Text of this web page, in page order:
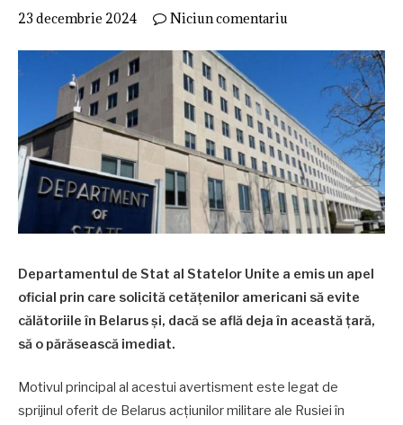
23 decembrie 2024 Niciun comentariu
Departamentul de Stat al Statelor Unite a emis un apel
oficial prin care solicită cetățenilor americani să evite
călătoriile în Belarus și, dacă se află deja în această țară,
să o părăsească imediat.
Motivul principal al acestui avertisment este legat de
sprijinul oferit de Belarus acțiunilor militare ale Rusiei în